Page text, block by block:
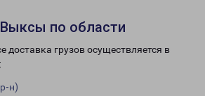
по области
доставка грузов осуществляется в
н)